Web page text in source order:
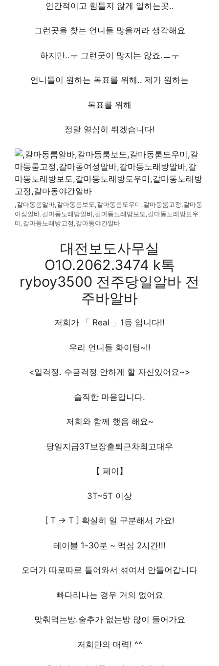
인간적이고 힘들지 않게 일하는곳..
그런곳을 찾는 언니들 많을꺼라 생각해요
하지만..ㅜ 그런곳이 많지는 않죠.ㅡㅜ
언니들이 원하는 목표를 위해.. 제가 원하는
목표를 위해
정말 열심히 뛰겠습니다!
,갈마동룸알바,갈마동룸보도,갈마동룸도우미,갈마동룸고정,갈마동
여성알바,갈마동노래방알바,갈마동노래방보도,갈마동노래방도우
미,갈마동노래방고정,갈마동야간알바
대전보도사무실
O1O.2062.3474 k톡
ryboy3500 전주당일알바 전
주바알바
저희가 「 Real 」1등 입니다!!
우리 언니들 화이팅~!!
<일걱정. 수금걱정 안하게 할 자신있어요~>
솔직한 마음입니다.
저희와 함께 했음 해요~
당일지급3T보장출퇴근차최고대우
【 페이】
3T~5T 이상
[ T -> T ] 확실히 일 구분해서 가요!
테이블 1-30분 ~ 맥심 2시간!!!
오더가 따로따로 들어와서 섞여서 안들어갑니다
빠다리나는 경우 거의 없어요
맞춰먹는방.술추가 없는방 많이 들어가요
저희만의 매력! ^^